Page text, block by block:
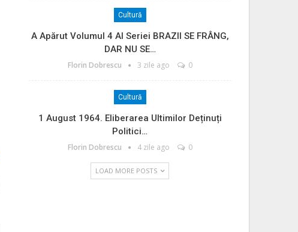
Cultură
A Apărut Volumul 4 Al Seriei BRAZII SE FRÂNG,
DAR NU SE…
Florin Dobrescu 3 zile ago 0
Cultură
1 August 1964. Eliberarea Ultimilor Deținuți
Politici…
Florin Dobrescu 4 zile ago 0
LOAD MORE POSTS